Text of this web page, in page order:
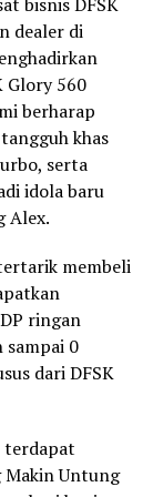
dealer di
Glory 560
berharap
khas
serta
idola baru
Alex.
membeli
ringan
sampai 0
dari DFSK
terdapat
Makin Untung